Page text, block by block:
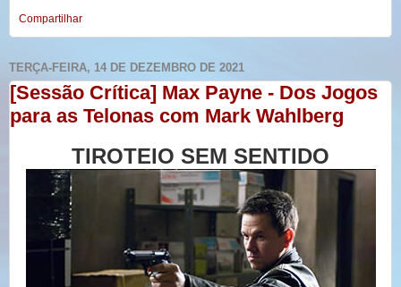
Compartilhar
TERÇA-FEIRA, 14 DE DEZEMBRO DE 2021
[Sessão Crítica] Max Payne - Dos Jogos
para as Telonas com Mark Wahlberg
TIROTEIO SEM SENTIDO